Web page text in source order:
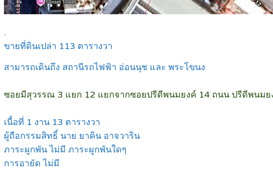
.
ขายที่ดินเปล่า 113 ตารางวา
สามารถเดินถึง สถานีรถไฟฟ้า อ่อนนุช และ พระโขนง
ซอยมีสุวรรณ 3 แยก 12 แยกจากซอยปรีดีพนมยงค์ 14 ถนน ปรีดีพนม
เนื้อที่ 1 งาน 13 ตารางวา
ผู้ถือกรรมสิทธิ์ นาย ยาคิน อาจวาริน
ภาระผูกพัน ไม่มี ภาระผูกพันใดๆ
การอายัด ไม่มี